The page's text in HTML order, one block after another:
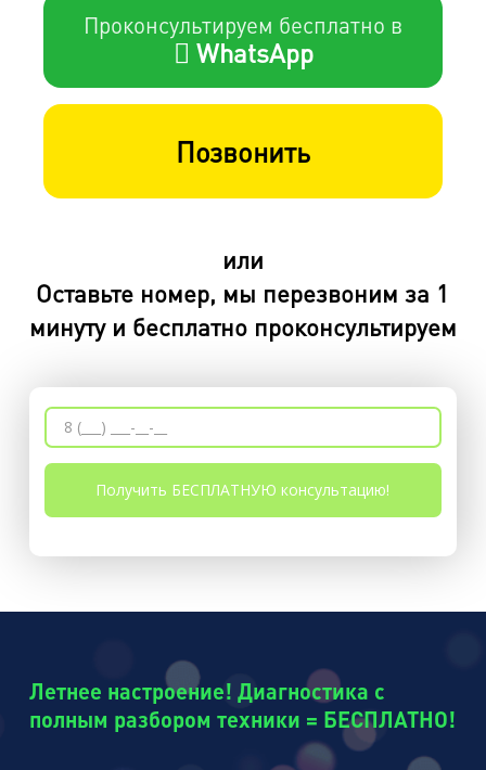
Проконсультируем бесплатно в
WhatsApp
Позвонить
или
Оставьте номер, мы перезвоним за 1
минуту и бесплатно проконсультируем
Летнее настроение! Диагностика с
полным разбором техники = БЕСПЛАТНО!